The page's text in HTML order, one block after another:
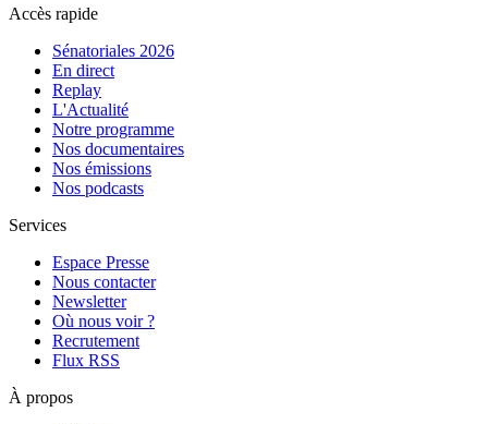
Accès rapide
Sénatoriales 2026
En direct
Replay
L'Actualité
Notre programme
Nos documentaires
Nos émissions
Nos podcasts
Services
Espace Presse
Nous contacter
Newsletter
Où nous voir ?
Recrutement
Flux RSS
À propos